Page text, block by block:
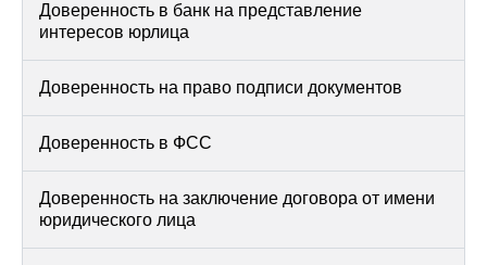
Доверенность в банк на представление
интересов юрлица
Доверенность на право подписи документов
Доверенность в ФСС
Доверенность на заключение договора от имени
юридического лица